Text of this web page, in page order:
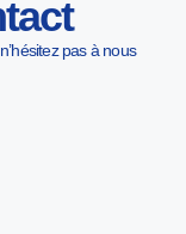
pas à nous